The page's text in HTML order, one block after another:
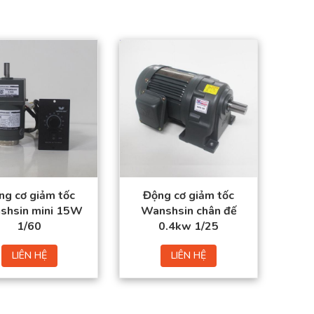
cơ giảm tốc
mini 15W
1/60
LIÊN HỆ
Động cơ giảm tốc
Wanshsin chân đế
0.4kw 1/25
LIÊN HỆ